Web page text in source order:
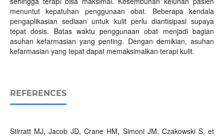
menuntut kepatuhan penggunaan obat. Beberapa kendala
pengaplikasian sediaan untuk kulit perlu diantisipasi supaya
tepat dosis. Batas waktu penggunaan obat menjadi bagian
asuhan kefarmasian yang penting. Dengan demikian, asuhan
kefarmasian yang tepat dapat memaksimalkan terapi kulit.
REFERENCES
Stirratt MJ, Jacob JD, Crane HM, Simoni JM, Czakowski S, et